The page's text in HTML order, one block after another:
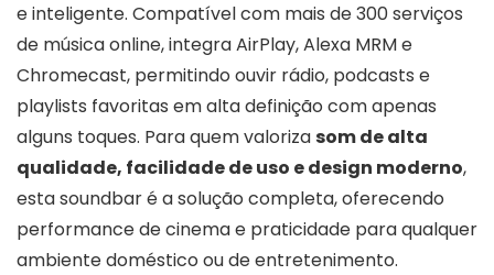
e inteligente. Compatível com mais de 300 serviços
de música online, integra AirPlay, Alexa MRM e
Chromecast, permitindo ouvir rádio, podcasts e
playlists favoritas em alta definição com apenas
alguns toques. Para quem valorizasom de alta
qualidade, facilidade de uso e design moderno,
esta soundbar é a solução completa, oferecendo
performance de cinema e praticidade para qualquer
ambiente doméstico ou de entretenimento.